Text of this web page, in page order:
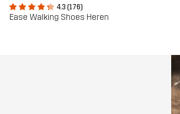
4.3 (176)
Ease Walking Shoes Heren